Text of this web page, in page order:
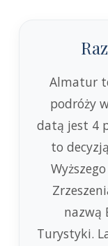
Almatur
podróży
datą jest 4
to
nazwą
Turystyki.